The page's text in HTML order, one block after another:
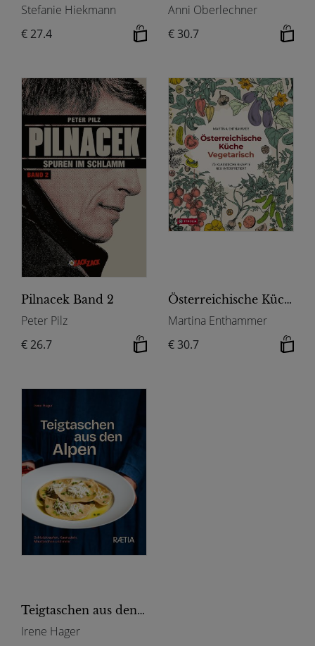
Stefanie Hiekmann
€ 27.4
Anni Oberlechner
€ 30.7
Pilnacek Band 2
Peter Pilz
€ 26.7
Österreichische Küche. Vegetarisch
Martina Enthammer
€ 30.7
Teigtaschen aus den Alpen
Irene Hager